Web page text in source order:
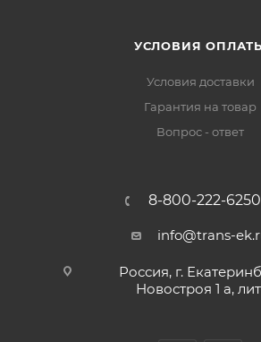
УСЛОВИЯ
Условия доставки
Гарантия на товар
Вопрос - ответ
8-800-222-6250
info@trans-
Россия, г.
Новостроя 1 а,